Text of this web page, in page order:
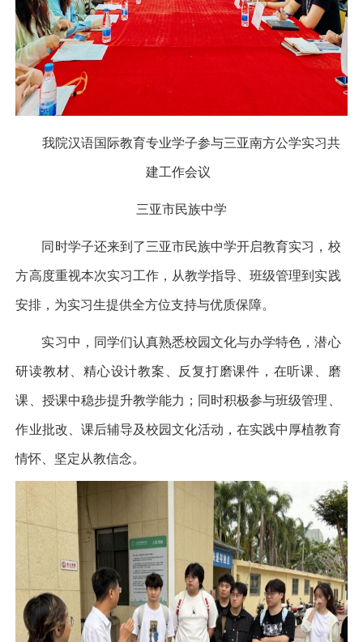
我院汉语国际教育专业学子参与三亚南方公学实习共
建工作会议
三亚市民族中学
同时学子还来到了三亚市民族中学开启教育实习，校
方高度重视本次实习工作，从教学指导、班级管理到实践
安排，为实习生提供全方位支持与优质保障。
实习中，同学们认真熟悉校园文化与办学特色，潜心
研读教材、精心设计教案、反复打磨课件，在听课、磨
课、授课中稳步提升教学能力；同时积极参与班级管理、
作业批改、课后辅导及校园文化活动，在实践中厚植教育
情怀、坚定从教信念。